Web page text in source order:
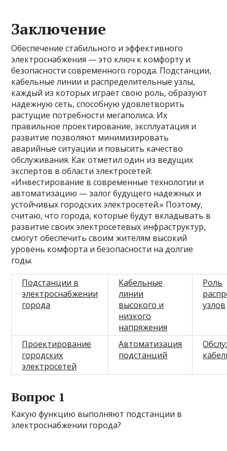
Заключение
Обеспечение стабильного и эффективного
электроснабжения — это ключ к комфорту и
безопасности современного города. Подстанции,
кабельные линии и распределительные узлы,
каждый из которых играет свою роль, образуют
надежную сеть, способную удовлетворить
растущие потребности мегаполиса. Их
правильное проектирование, эксплуатация и
развитие позволяют минимизировать
аварийные ситуации и повысить качество
обслуживания. Как отметил один из ведущих
экспертов в области электросетей:
«Инвестирование в современные технологии и
автоматизацию — залог будущего надежных и
устойчивых городских электросетей.» Поэтому,
считаю, что города, которые будут вкладывать в
развитие своих электросетевых инфраструктур,
смогут обеспечить своим жителям высокий
уровень комфорта и безопасности на долгие
годы.
Подстанции в
электроснабжении
города
Кабельные
линии
высокого и
низкого
напряжения
Роль
узлов
Проектирование
городских
электросетей
Автоматизация
подстанций
Вопрос 1
Какую функцию выполняют подстанции в
электроснабжении города?